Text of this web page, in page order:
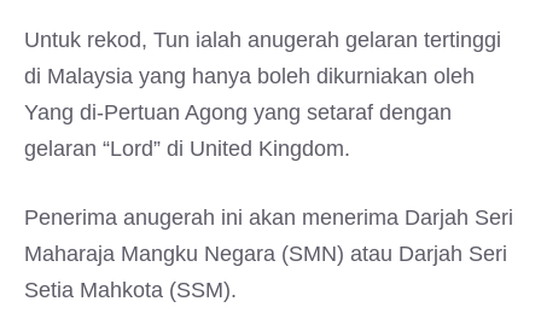
Untuk rekod, Tun ialah anugerah gelaran tertinggi
di Malaysia yang hanya boleh dikurniakan oleh
Yang di-Pertuan Agong yang setaraf dengan
gelaran “Lord” di United Kingdom.
Penerima anugerah ini akan menerima Darjah Seri
Maharaja Mangku Negara (SMN) atau Darjah Seri
Setia Mahkota (SSM).